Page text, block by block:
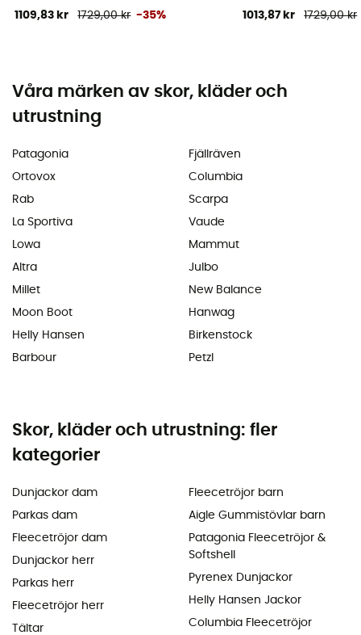
1109,83 kr 1729,00 kr -35% 1013,87 kr 1729,00 kr
Våra märken av skor, kläder och
utrustning
Patagonia
Ortovox
Rab
La Sportiva
Lowa
Altra
Millet
Moon Boot
Helly Hansen
Barbour
Fjällräven
Columbia
Scarpa
Vaude
Mammut
Julbo
New Balance
Hanwag
Birkenstock
Petzl
Skor, kläder och utrustning: fler
kategorier
Dunjackor dam
Parkas dam
Fleecetröjor dam
Dunjackor herr
Parkas herr
Fleecetröjor herr
Tältar
Fleecetröjor barn
Aigle Gummistövlar barn
Patagonia Fleecetröjor &
Softshell
Pyrenex Dunjackor
Helly Hansen Jackor
Columbia Fleecetröjor